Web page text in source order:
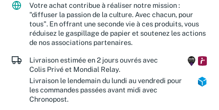
Votre achat contribue à réaliser notre mission :
"diffuser la passion de la culture. Avec chacun, pour
tous". En offrant une seconde vie à ces produits, vous
réduisez le gaspillage de papier et soutenez les actions
de nos associations partenaires.
Livraison estimée en 2 jours ouvrés avec
Colis Privé et Mondial Relay.
Livraison le lendemain du lundi au vendredi pour
les commandes passées avant midi avec
Chronopost.